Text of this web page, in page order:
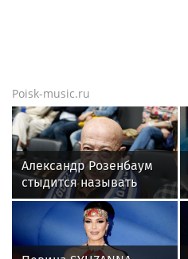
Poisk-music.ru
Александр Розенбаум
стыдится называть
себя звездой